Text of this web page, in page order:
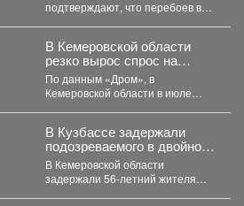
ли озвученная информация
действительности.
подтверждают, что перебоев в
В Кемеровской области
резко вырос спрос на
подержанные
электромобили
По данным «Дром», в
Кемеровской области в июле
233...
В Кузбассе задержали
подозреваемого в двойном
преступлении 1991 года
В Кемеровской области
задержали 56‑летний жителя